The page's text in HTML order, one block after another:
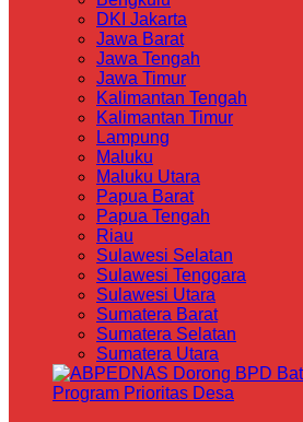
DKI Jakarta
Jawa Barat
Jawa Tengah
Jawa Timur
Kalimantan Tengah
Kalimantan Timur
Lampung
Maluku
Maluku Utara
Papua Barat
Papua Tengah
Riau
Sulawesi Selatan
Sulawesi Tenggara
Sulawesi Utara
Sumatera Barat
Sumatera Selatan
Sumatera Utara